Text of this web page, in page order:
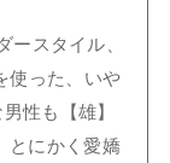
ースタイル、
使った、いや
性も【雄】
とにかく愛嬌